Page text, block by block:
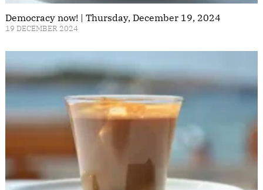
Democracy now! | Thursday, December 19, 2024
19 DECEMBER 2024